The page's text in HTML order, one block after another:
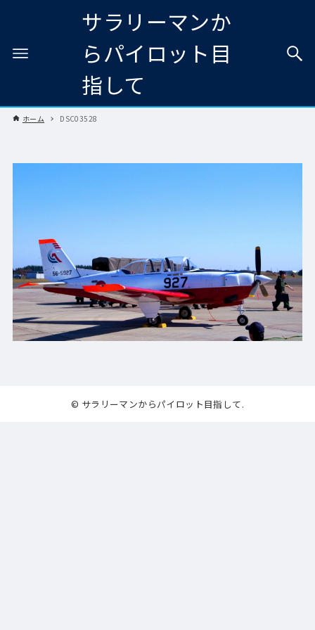
サラリーマンか
らパイロット目
指して
ホーム DSC03528
© サラリーマンからパイロット目指して.